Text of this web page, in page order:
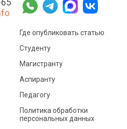
Где опубликовать статью
Студенту
Магистранту
Аспиранту
Педагогу
Политика обработки
персональных данных